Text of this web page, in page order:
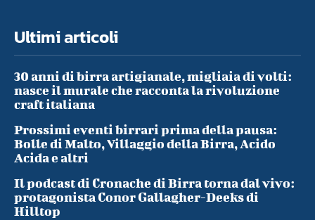
Ultimi articoli
30 anni di birra artigianale, migliaia di volti:
nasce il murale che racconta la rivoluzione
craft italiana
Prossimi eventi birrari prima della pausa:
Bolle di Malto, Villaggio della Birra, Acido
Acida e altri
Il podcast di Cronache di Birra torna dal vivo:
protagonista Conor Gallagher-Deeks di
Hilltop